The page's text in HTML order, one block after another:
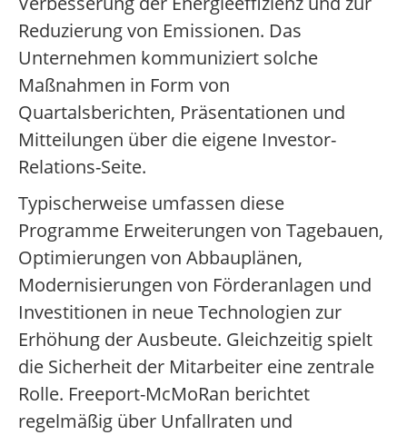
Reduzierung von Emissionen. Das
Unternehmen kommuniziert solche
Maßnahmen in Form von
Quartalsberichten, Präsentationen und
Mitteilungen über die eigene Investor-
Relations-Seite.
Typischerweise umfassen diese
Programme Erweiterungen von Tagebauen,
Optimierungen von Abbauplänen,
Modernisierungen von Förderanlagen und
Investitionen in neue Technologien zur
Erhöhung der Ausbeute. Gleichzeitig spielt
die Sicherheit der Mitarbeiter eine zentrale
Rolle. Freeport-McMoRan berichtet
regelmäßig über Unfallraten und